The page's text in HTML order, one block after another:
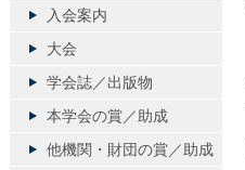
入会案内
大会
学会誌／出版物
本学会の賞／助成
他機関・財団の賞／助成